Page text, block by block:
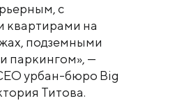
с
квартирами на
подземными
паркингом», —
урбан-бюро Big
Титова.